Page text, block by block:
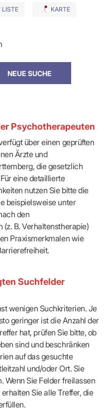
LISTE KARTE
Psychotherapeuten
über einen geprüften
Ärzte und
die gesetzlich
eine detaillierte
nutzen Sie bitte die
beispielsweise unter
den
B. Verhaltenstherapie)
Praxismerkmalen wie
Suchfelder
wenigen Suchkriterien. Je
geringer ist die Anzahl der
hat, prüfen Sie bitte, ob
sind und beschränken
auf das gesuchte
und/oder Ort. Sie
Wenn Sie Felder freilassen
Sie alle Treffer, die